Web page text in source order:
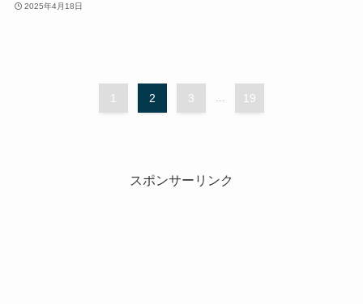
2025年4月18日
1 2 3 ... 19
スポンサーリンク